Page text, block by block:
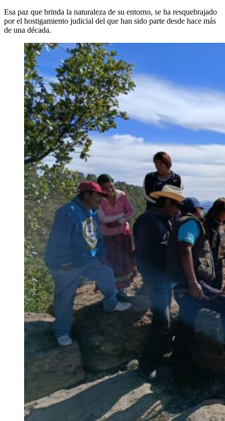
Esa paz que brinda la naturaleza de su entorno, se ha resquebrajado
por el hostigamiento judicial del que han sido parte desde hace más
de una década.